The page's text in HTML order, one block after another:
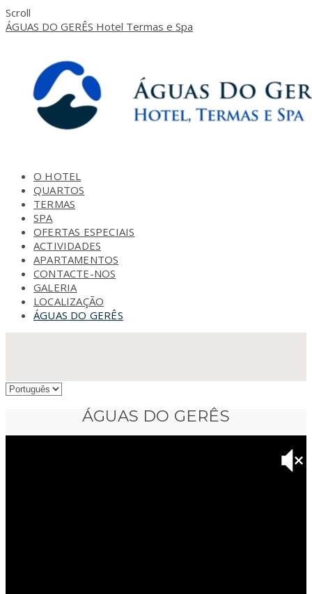
Scroll
ÁGUAS DO GERÊS Hotel Termas e Spa
O HOTEL
QUARTOS
TERMAS
SPA
OFERTAS ESPECIAIS
ACTIVIDADES
APARTAMENTOS
CONTACTE-NOS
GALERIA
LOCALIZAÇÃO
ÁGUAS DO GERÊS
ÁGUAS DO GERÊS